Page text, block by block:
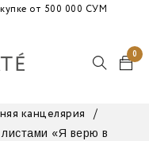
от 500 000 СУМ
0
канцелярия
/
«Я верю в